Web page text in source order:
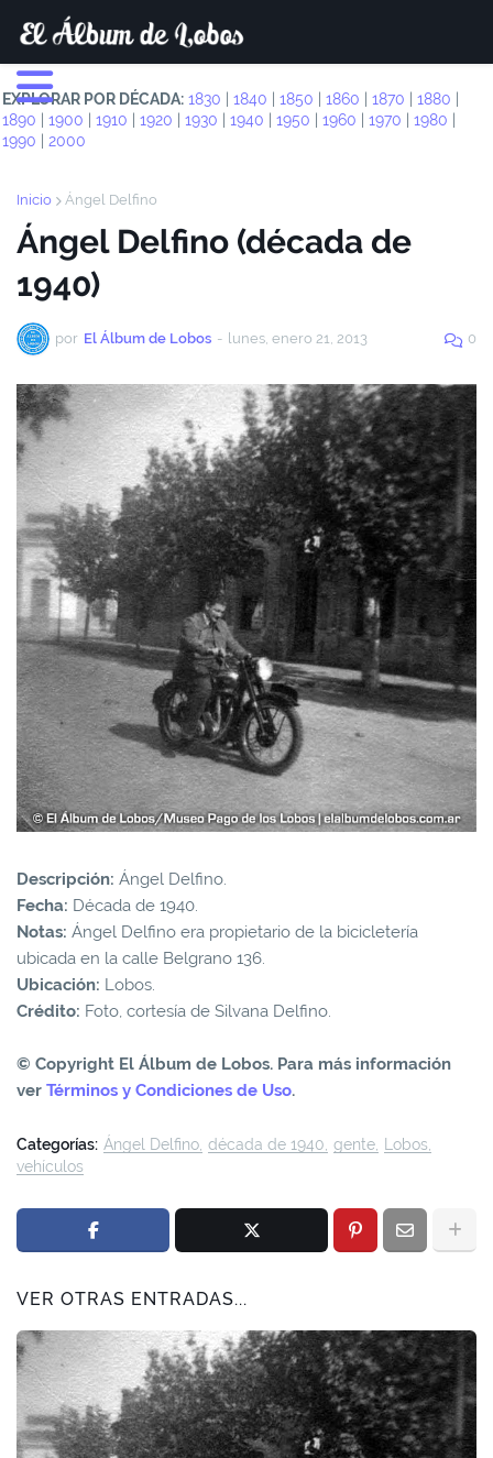
EXPLORAR POR DÉCADA: 1830 1840 1850 1860 1870 1880
1890
1900 1910 1920 1930 1940 1950 1960 1970 1980
1990
2000
Inicio Ángel Delfino
Ángel Delfino (década de
1940)
por El Álbum de Lobos - lunes, enero 21, 2013 0
Descripción: Ángel Delfino.
Fecha: Década de 1940.
Notas: Ángel Delfino era propietario de la bicicletería
ubicada en la calle Belgrano 136.
Ubicación: Lobos.
Crédito: Foto, cortesía de Silvana Delfino.
© Copyright El Álbum de Lobos. Para más información
ver Términos y Condiciones de Uso.
Categorías: Ángel Delfino década de 1940 gente Lobos
vehículos
VER OTRAS ENTRADAS...